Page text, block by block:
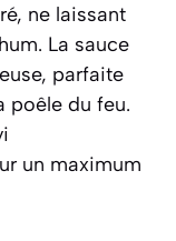
ne laissant
La sauce
parfaite
poêle du feu.
un maximum